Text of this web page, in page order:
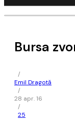
Bursa
/
Emil Dragotă
/
28 apr. 16
/
25